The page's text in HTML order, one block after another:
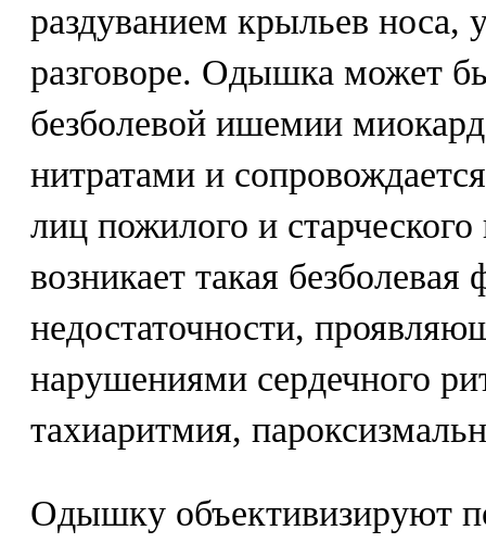
раздуванием крыльев носа,
разговоре. Одышка может
безболевой ишемии
нитратами и
лиц пожилого и старческого
возникает такая
недостаточности,
нарушениями сердечного
тахиаритмия,
Одышку объективизируют